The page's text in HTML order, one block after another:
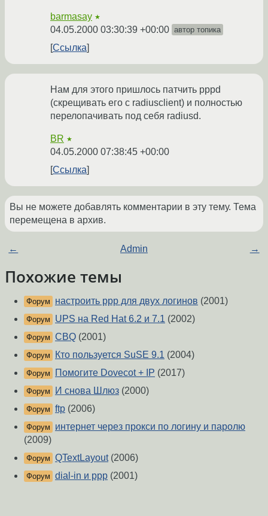
barmasay ★
04.05.2000 03:30:39 +00:00 автор топика
Ссылка
Нам для этого пришлось патчить pppd
(скрещивать его с radiusclient) и полностью
перелопачивать под себя radiusd.
BR ★
04.05.2000 07:38:45 +00:00
Ссылка
Вы не можете добавлять комментарии в эту тему. Тема
перемещена в архив.
← Admin →
Похожие темы
Форум настроить ppp для двух логинов (2001)
Форум UPS на Red Hat 6.2 и 7.1 (2002)
Форум CBQ (2001)
Форум Кто пользуется SuSE 9.1 (2004)
Форум Помогите Dovecot + IP (2017)
Форум И снова Шлюз (2000)
Форум ftp (2006)
Форум
интернет через прокси по логину и паролю
(2009)
Форум QTextLayout(2006)
Форум dial-in и ppp (2001)